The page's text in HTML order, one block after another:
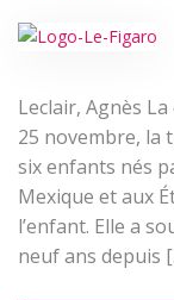
Leclair, Agnès
25 novembre, la
six enfants nés
Mexique et aux
l’enfant. Elle a
neuf ans depuis